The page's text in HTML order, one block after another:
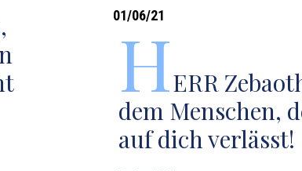
01/06/21
HERR
dem Menschen,
auf dich verlässt!